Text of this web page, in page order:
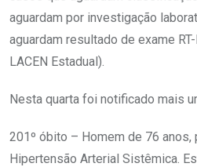
aguardam por investigação
aguardam resultado de exame
LACEN Estadual).
Nesta quarta foi notificado mais
201º óbito – Homem de 76
Hipertensão Arterial Sistêmica.